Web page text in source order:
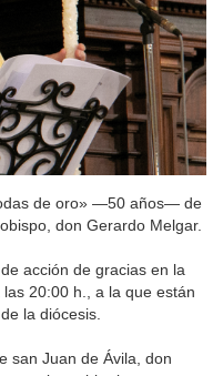
de oro» —50 años— de
don Gerardo Melgar.
acción de gracias en la
20:00 h., a la que están
la diócesis.
san Juan de Ávila, don